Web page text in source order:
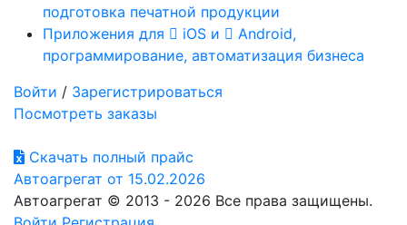
подготовка печатной продукции
Приложения для
iOS и
Android,
программирование, автоматизация бизнеса
Войти / Зарегистрироваться
Посмотреть заказы
Скачать полный прайс
Автоагрегат от 15.02.2026
Автоагрегат © 2013 - 2026 Все права защищены.